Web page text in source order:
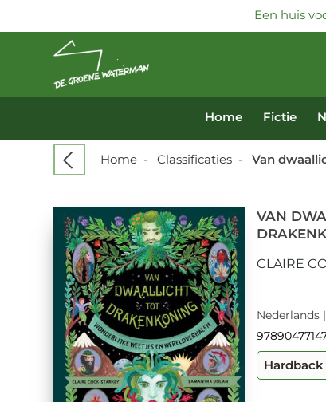
Een huis
Home Fictie
Home - Classificaties - Van
VAN
CLAIRE
Nederlands
Hardback